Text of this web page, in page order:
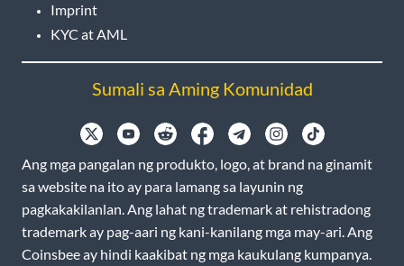
Imprint
KYC at AML
Sumali sa Aming Komunidad
Ang mga pangalan ng produkto, logo, at brand na ginamit
sa website na ito ay para lamang sa layunin ng
pagkakakilanlan. Ang lahat ng trademark at rehistradong
trademark ay pag-aari ng kani-kanilang mga may-ari. Ang
Coinsbee ay hindi kaakibat ng mga kaukulang kumpanya.